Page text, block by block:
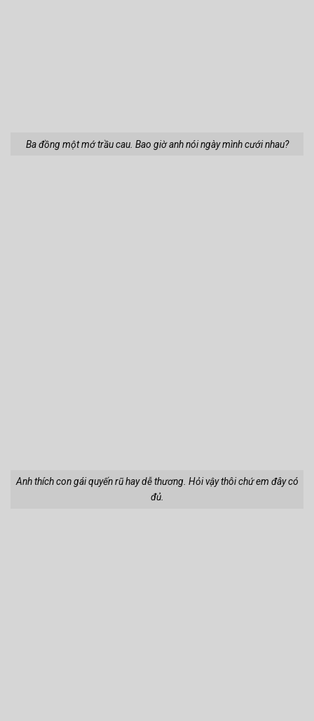
Ba đồng một mớ trầu cau. Bao giờ anh nói ngày mình cưới nhau?
Anh thích con gái quyến rũ hay dễ thương. Hỏi vậy thôi chứ em đây có
đủ.